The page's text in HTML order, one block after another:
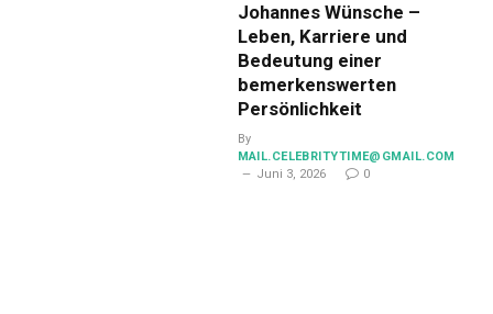
Johannes Wünsche –
Leben, Karriere und
Bedeutung einer
bemerkenswerten
Persönlichkeit
By
MAIL.CELEBRITYTIME@GMAIL.COM
Juni 3, 2026
0